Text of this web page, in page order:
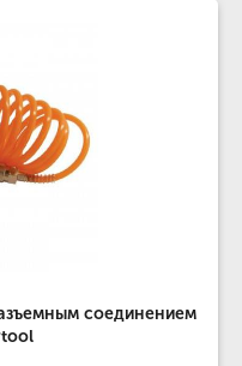
соединением